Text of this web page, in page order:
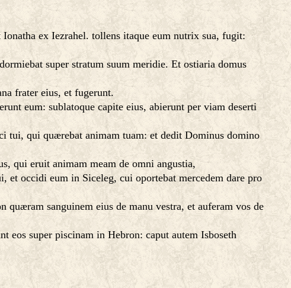
ex Iezrahel. tollens itaque eum nutrix sua, fugit:
super stratum suum meridie. Et ostiaria domus
frater eius, et fugerunt.
eum: sublatoque capite eius, abierunt per viam deserti
tui, qui quærebat animam tuam: et dedit Dominus domino
qui eruit animam meam de omni angustia,
et occidi eum in Siceleg, cui oportebat mercedem dare pro
sanguinem eius de manu vestra, et auferam vos de
eos super piscinam in Hebron: caput autem Isboseth